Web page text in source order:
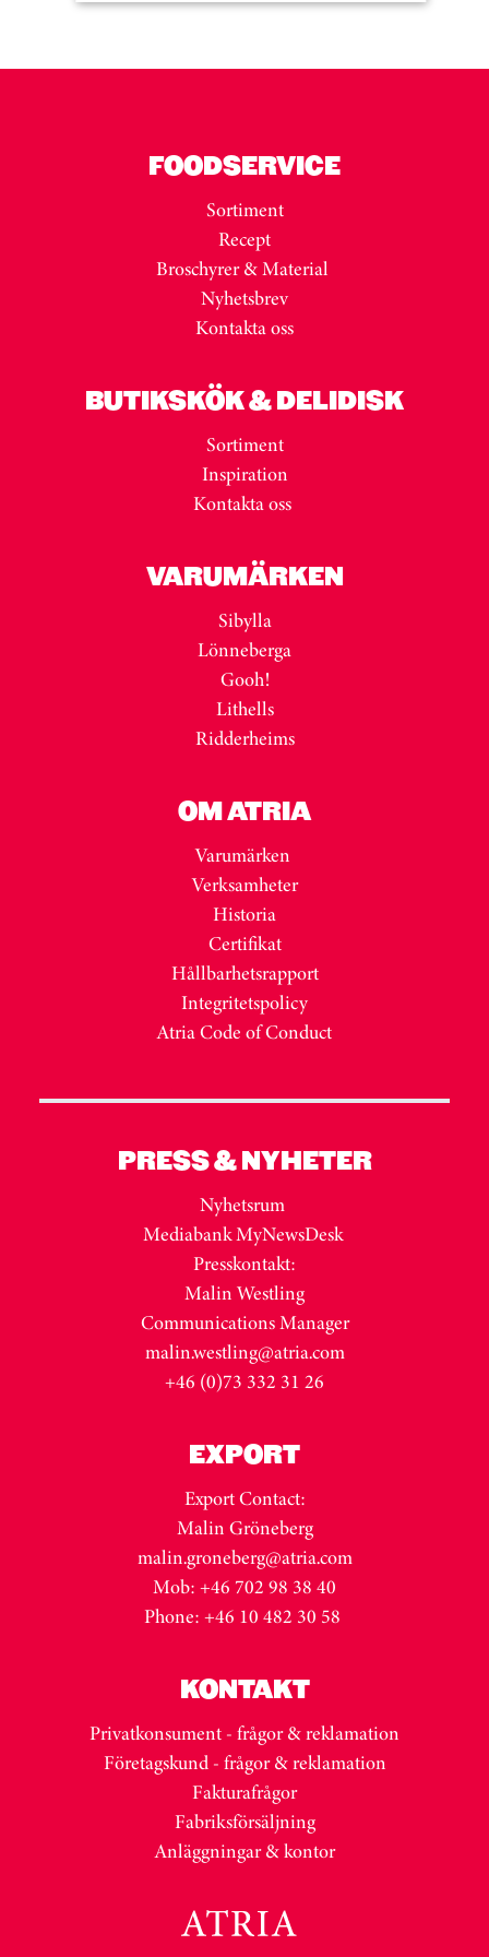
FOODSERVICE
Sortiment
Recept
Broschyrer & Material
Nyhetsbrev
Kontakta oss
BUTIKSKÖK & DELIDISK
Sortiment
Inspiration
Kontakta oss
VARUMÄRKEN
Sibylla
Lönneberga
Gooh!
Lithells
Ridderheims
OM ATRIA
Varumärken
Verksamheter
Historia
Certifikat
Hållbarhetsrapport
Integritetspolicy
Atria Code of Conduct
PRESS & NYHETER
Nyhetsrum
Mediabank MyNewsDesk
Presskontakt:
Malin Westling
Communications Manager
malin.westling@atria.com
+46 (0)73 332 31 26
EXPORT
Export Contact:
Malin Gröneberg
malin.groneberg@atria.com
Mob: +46 702 98 38 40
Phone: +46 10 482 30 58
KONTAKT
Privatkonsument - frågor & reklamation
Företagskund - frågor & reklamation
Fakturafrågor
Fabriksförsäljning
Anläggningar & kontor